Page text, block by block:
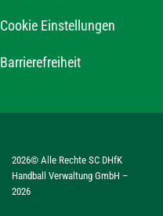
Cookie Einstellungen
Barrierefreiheit
2026© Alle Rechte SC DHfK
Handball Verwaltung GmbH –
2026